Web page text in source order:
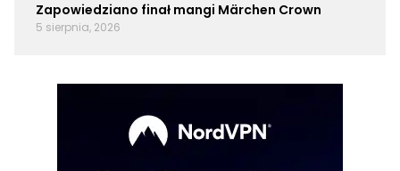
Zapowiedziano finał mangi Märchen Crown
5 sierpnia, 2026